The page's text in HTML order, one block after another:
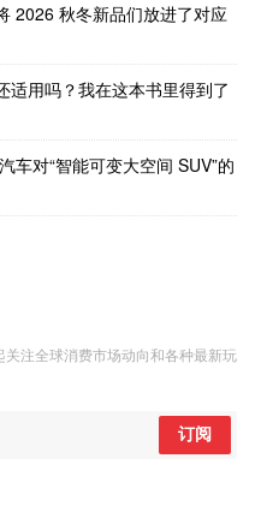
2026 秋冬新品们放进了对应
适用吗？我在这本书里得到了
车对“智能可变大空间 SUV”的
注全球消费市场动向和各种最新玩